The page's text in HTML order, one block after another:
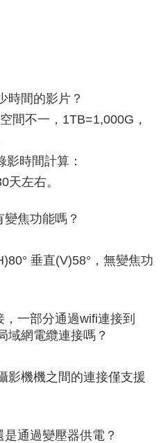
時間的影片？
間不一，1TB=1,000G，
時間計算：
天左右。
焦功能嗎？
垂直(V)58°，無變焦功
一部分通過wifi連接到
域網電纜連接嗎？
影機機之間的連接僅支援
通過變壓器供電？